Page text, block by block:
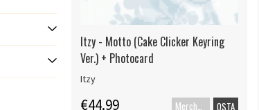
Itzy - Motto (Cake Clicker Keyring
Ver.) + Photocard
Itzy
€44.99 OSTA